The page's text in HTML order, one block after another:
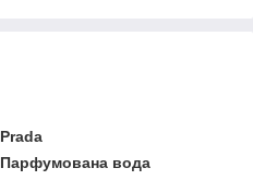
Prada
Парфумована вода